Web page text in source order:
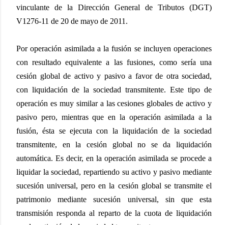
vinculante de la Dirección General de Tributos (DGT)
V1276-11 de 20 de mayo de 2011.
Por operación asimilada a la fusión se incluyen operaciones
con resultado equivalente a las fusiones, como sería una
cesión global de activo y pasivo a favor de otra sociedad,
con liquidación de la sociedad transmitente. Este tipo de
operación es muy similar a las cesiones globales de activo y
pasivo pero, mientras que en la operación asimilada a la
fusión, ésta se ejecuta con la liquidación de la sociedad
transmitente, en la cesión global no se da liquidación
automática. Es decir, en la operación asimilada se procede a
liquidar la sociedad, repartiendo su activo y pasivo mediante
sucesión universal, pero en la cesión global se transmite el
patrimonio mediante sucesión universal, sin que esta
transmisión responda al reparto de la cuota de liquidación